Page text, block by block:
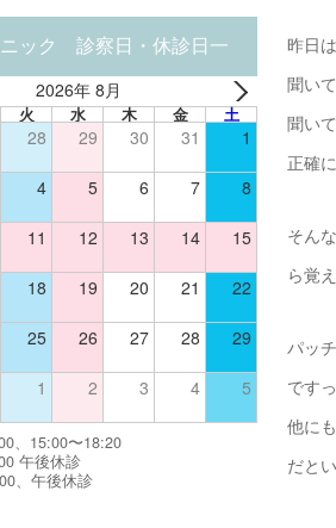
昨日
聞い
聞い
正確
そん
ら覚
パッ
です
他に
だと
ック 診察日・休診日一
2026年 8月
火 水 木 金 土
28 29 30 31 1
4 5 6 7 8
11 12 13 14 15
18 19 20 21 22
25 26 27 28 29
1 2 3 4 5
、15:00〜18:20
午後休診
、午後休診